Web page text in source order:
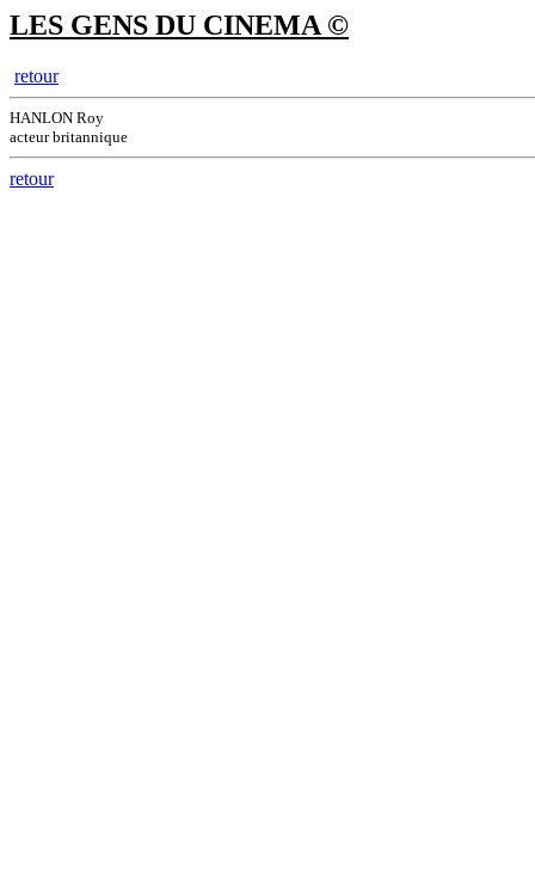
LES GENS DU CINEMA ©
retour
HANLON Roy
acteur britannique
retour